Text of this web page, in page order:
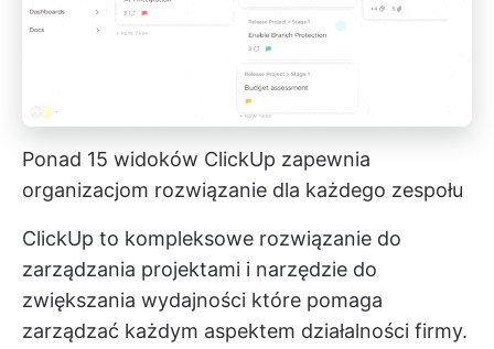
Ponad 15 widoków ClickUp zapewnia
organizacjom rozwiązanie dla każdego zespołu
ClickUp to kompleksowe rozwiązanie do
zarządzania projektami i narzędzie do
zwiększania wydajności które pomaga
zarządzać każdym aspektem działalności firmy.